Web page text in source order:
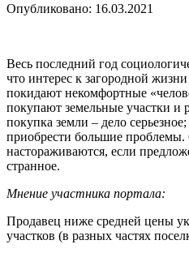
Опубликовано: 16.03.2021
Весь последний год
что интерес к загородной
покидают некомфортные
покупают земельные участки и
покупка земли – дело
приобрести большие
настораживаются, если
странное.
Мнение участника портала:
Продавец ниже средней цены
участков (в разных частях